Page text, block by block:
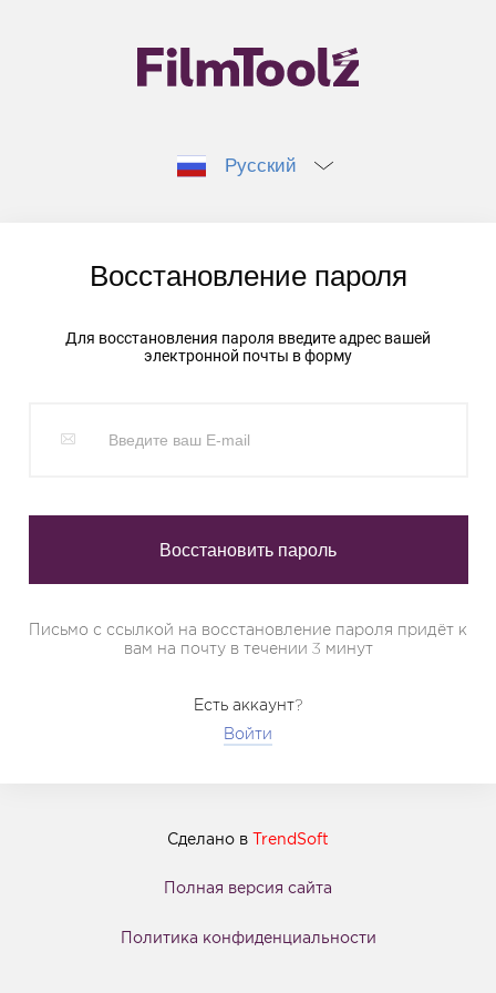
Русский
Восстановление пароля
Для восстановления пароля введите адрес вашей
электронной почты в форму
Письмо с ссылкой на восстановление пароля придёт к
вам на почту в течении 3 минут
Есть аккаунт?
Войти
Сделано в TrendSoft
Полная версия сайта
Политика конфиденциальности